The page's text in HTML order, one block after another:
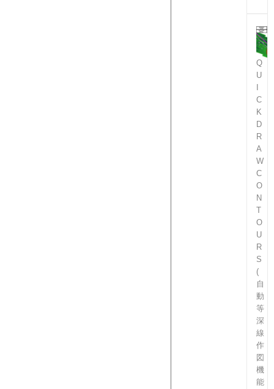
Q
U
C
K
D
R
A
W
C
O
N
T
O
U
R
S
(
自
動
等
深
線
作
図
機
能